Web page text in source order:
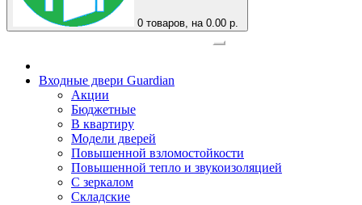
0 товаров, на 0.00 р.
Входные двери Guardian
Акции
Бюджетные
В квартиру
Модели дверей
Повышенной взломостойкости
Повышенной тепло и звукоизоляцией
С зеркалом
Складские